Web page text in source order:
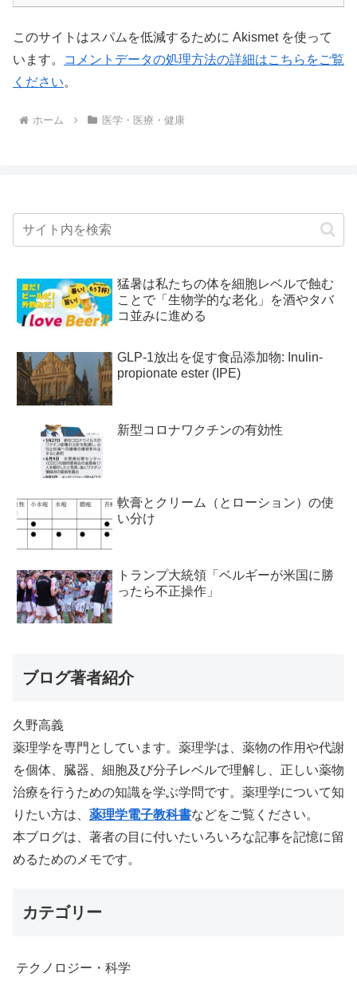
このサイトはスパムを低減するために Akismet を使って
います。
コメントデータの処理方法の詳細はこちらをご覧
ください。
ホーム 医学・医療・健康
猛暑は私たちの体を細胞レベルで蝕む
ことで「生物学的な老化」を酒やタバ
コ並みに進める
GLP-1放出を促す食品添加物: Inulin-
propionate ester (IPE)
新型コロナワクチンの有効性
軟膏とクリーム（とローション）の使
い分け
トランプ大統領「ベルギーが米国に勝
ったら不正操作」
ブログ著者紹介
久野高義
薬理学を専門としています。薬理学は、薬物の作用や代謝
を個体、臓器、細胞及び分子レベルで理解し、正しい薬物
治療を行うための知識を学ぶ学問です。薬理学について知
りたい方は、 薬理学電子教科書などをご覧ください。
本ブログは、著者の目に付いたいろいろな記事を記憶に留
めるためのメモです。
カテゴリー
テクノロジー・科学